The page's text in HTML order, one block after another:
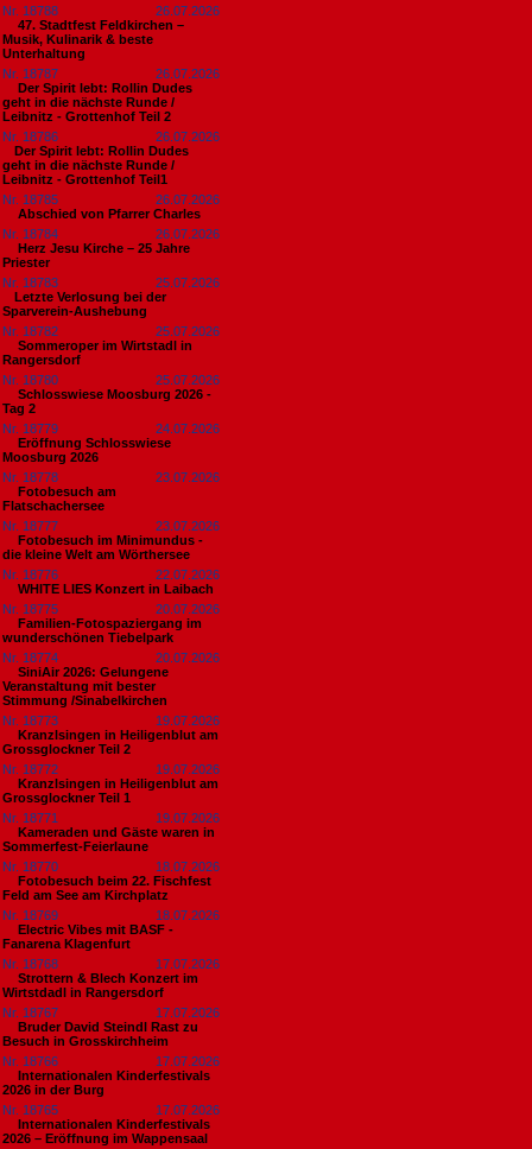
Nr. 18788
26.07.2026
47. Stadtfest Feldkirchen –
Musik, Kulinarik & beste
Unterhaltung
Nr. 18787
26.07.2026
Der Spirit lebt: Rollin Dudes
geht in die nächste Runde /
Leibnitz - Grottenhof Teil 2
Nr. 18786
26.07.2026
​Der Spirit lebt: Rollin Dudes
geht in die nächste Runde /
Leibnitz - Grottenhof Teil1
Nr. 18785
26.07.2026
Abschied von Pfarrer Charles
Nr. 18784
26.07.2026
Herz Jesu Kirche – 25 Jahre
Priester
Nr. 18783
25.07.2026
​Letzte Verlosung bei der
Sparverein-Aushebung
Nr. 18782
25.07.2026
Sommeroper im Wirtstadl in
Rangersdorf
Nr. 18780
25.07.2026
Schlosswiese Moosburg 2026 -
Tag 2
Nr. 18779
24.07.2026
Eröffnung Schlosswiese
Moosburg 2026
Nr. 18778
23.07.2026
Fotobesuch am
Flatschachersee
Nr. 18777
23.07.2026
Fotobesuch im Minimundus -
die kleine Welt am Wörthersee
Nr. 18776
22.07.2026
WHITE LIES Konzert in Laibach
Nr. 18775
20.07.2026
Familien-Fotospaziergang im
wunderschönen Tiebelpark
Nr. 18774
20.07.2026
SiniAir 2026: Gelungene
Veranstaltung mit bester
Stimmung /Sinabelkirchen
Nr. 18773
19.07.2026
Kranzlsingen in Heiligenblut am
Grossglockner Teil 2
Nr. 18772
19.07.2026
Kranzlsingen in Heiligenblut am
Grossglockner Teil 1
Nr. 18771
19.07.2026
Kameraden und Gäste waren in
Sommerfest-Feierlaune
Nr. 18770
18.07.2026
Fotobesuch beim 22. Fischfest
Feld am See am Kirchplatz
Nr. 18769
18.07.2026
Electric Vibes mit BASF -
Fanarena Klagenfurt
Nr. 18768
17.07.2026
Strottern & Blech Konzert im
Wirtstdadl in Rangersdorf
Nr. 18767
17.07.2026
Bruder David Steindl Rast zu
Besuch in Grosskirchheim
Nr. 18766
17.07.2026
Internationalen Kinderfestivals
2026 in der Burg
Nr. 18765
17.07.2026
Internationalen Kinderfestivals
2026 – Eröffnung im Wappensaal